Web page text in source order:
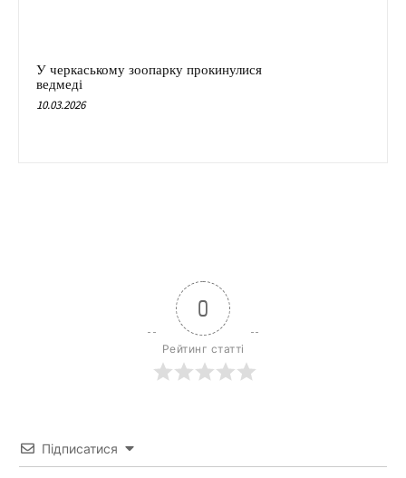
У черкаському зоопарку прокинулися
ведмеді
10.03.2026
0
Рейтинг статті
Підписатися